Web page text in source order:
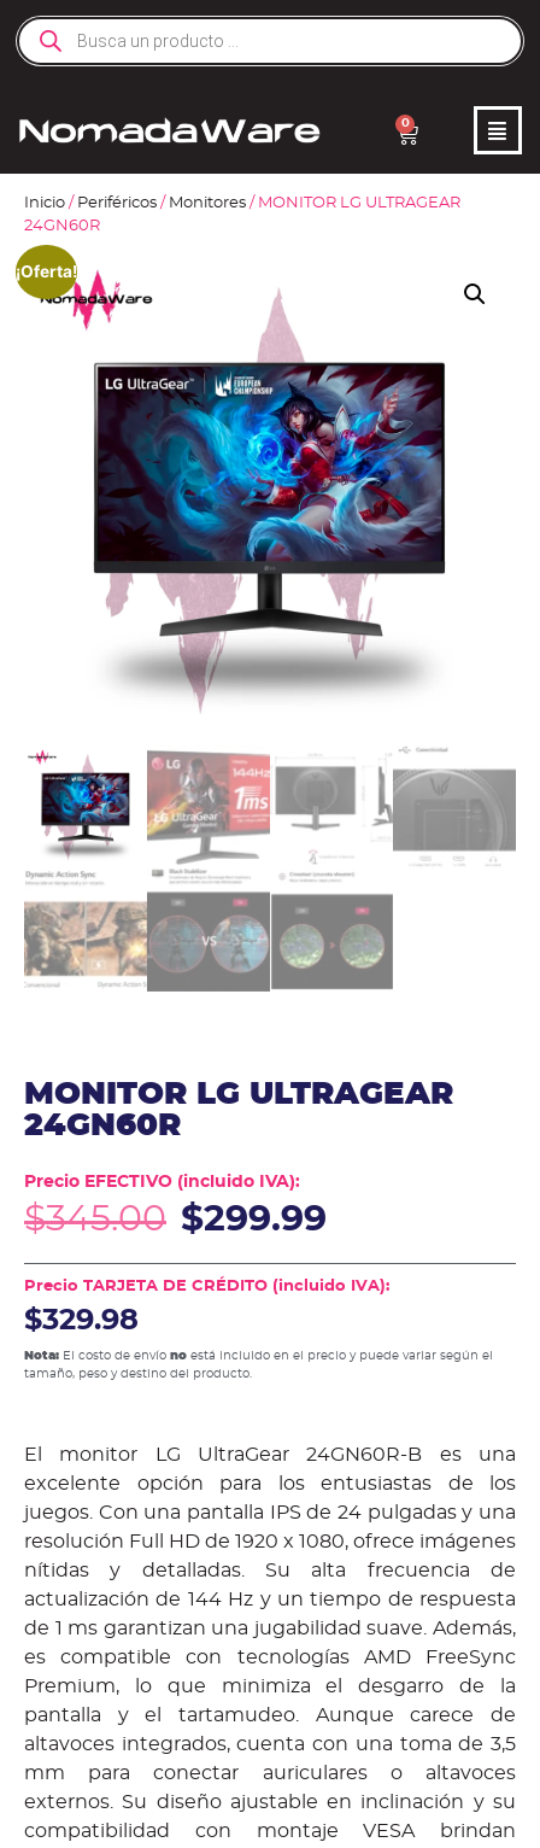
0
Inicio / Periféricos / Monitores / MONITOR LG ULTRAGEAR
24GN60R
¡Oferta!
MONITOR LG ULTRAGEAR
24GN60R
Precio EFECTIVO (incluido IVA):
$345.00 $299.99
Precio TARJETA DE CRÉDITO (incluido IVA):
$329.98
Nota: El costo de envío no está incluido en el precio y puede variar según el
tamaño, peso y destino del producto.
El monitor LG UltraGear 24GN60R-B es una
excelente opción para los entusiastas de los
juegos. Con una pantalla IPS de 24 pulgadas y una
resolución Full HD de 1920 x 1080, ofrece imágenes
nítidas y detalladas. Su alta frecuencia de
actualización de 144 Hz y un tiempo de respuesta
de 1 ms garantizan una jugabilidad suave. Además,
es compatible con tecnologías AMD FreeSync
Premium, lo que minimiza el desgarro de la
pantalla y el tartamudeo. Aunque carece de
altavoces integrados, cuenta con una toma de 3,5
mm para conectar auriculares o altavoces
externos. Su diseño ajustable en inclinación y su
compatibilidad con montaje VESA brindan